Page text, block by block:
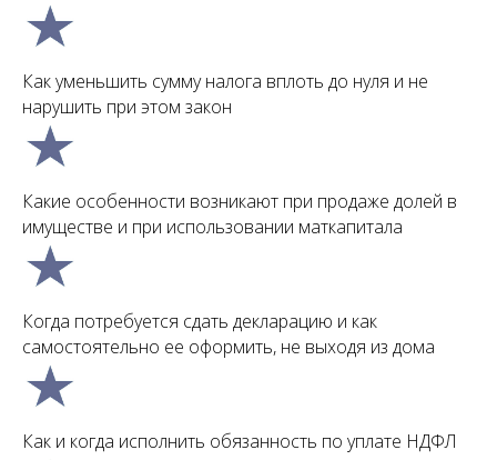
Как уменьшить сумму налога вплоть до нуля и не
нарушить при этом закон
Какие особенности возникают при продаже долей в
имуществе и при использовании маткапитала
Когда потребуется сдать декларацию и как
самостоятельно ее оформить, не выходя из дома
Как и когда исполнить обязанность по уплате НДФЛ